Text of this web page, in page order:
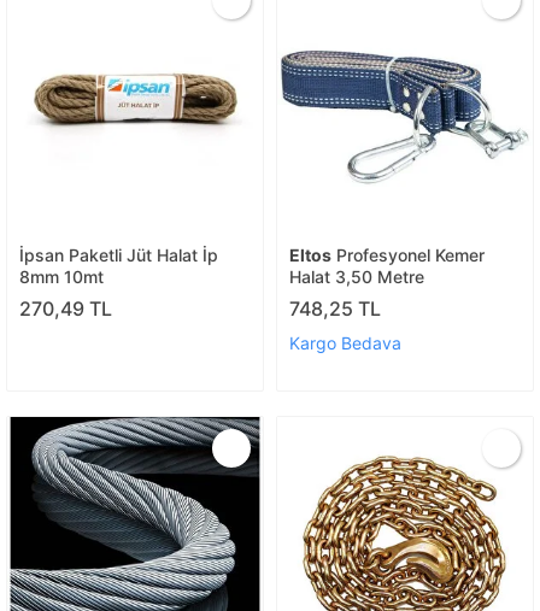
İpsan Paketli Jüt Halat İp
8mm 10mt
270,49 TL
Eltos Profesyonel Kemer
Halat 3,50 Metre
748,25 TL
Kargo Bedava